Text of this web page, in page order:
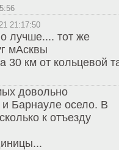
21:17:50
лучше.... тот же
мАсквы
30 км от кольцевой
довольно
Барнауле осело. В
к отъезду